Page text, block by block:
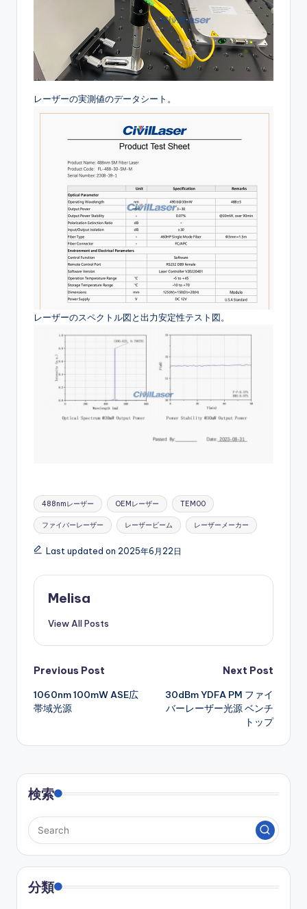
レーザーの実測値のデータシート。
レーザーのスペクトル図と出力安定性テスト図。
Tags:
488nmレーザー OEMレーザー TEM00
ファイバーレーザー レーザービーム レーザーメーカー
Last updated on 2025年6月22日
Melisa
View All Posts
Post
navigation
Previous Post
1060nm 100mW ASE広
帯域光源
Next Post
30dBm YDFA PM ファイ
バーレーザー光源 ベンチ
トップ
検索
分類